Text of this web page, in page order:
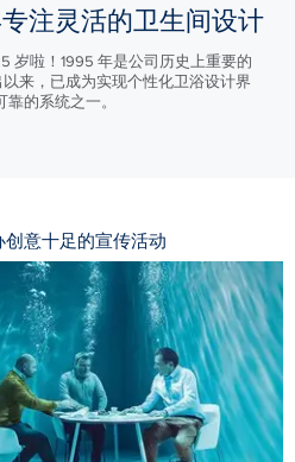
注灵活的卫生间设计
岁啦！1995 年是公司历史上重要的
来，已成为实现个性化卫浴设计界
的系统之一。
意十足的宣传活动